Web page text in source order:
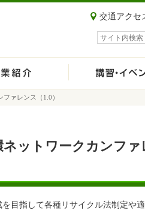
交通アクセ
サイト内検索
ァレンス（1.0）
ネットワークカンファ
目指して各種リサイクル法制定や